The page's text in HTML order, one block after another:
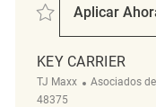
Salvar Key Carrier
Aplicar
Key
KEY CARRIER
TJ Maxx Categoría
Asociados
48375